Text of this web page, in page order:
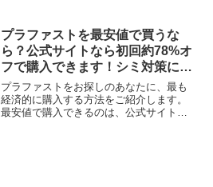
ではないでしょうか。そんな悩みを解決
するのが「はだぎわ化粧水」です。この
化粧水は、顔から頭皮まで一体的にケア
できる優れもの。忙しい毎日でも簡単に
取り入れられる時短アイテムとして、多
くの方に支持されています。
プラファストを最安値で買うな
ら？公式サイトなら初回約78%オ
フで購入できます！シミ対策には
コレがピッタリ
プラファストをお探しのあなたに、最も
経済的に購入する方法をご紹介します。
最安値で購入できるのは、公式サイトの